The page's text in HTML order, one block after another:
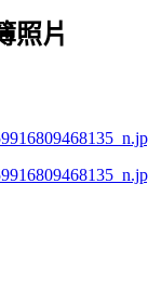
照片